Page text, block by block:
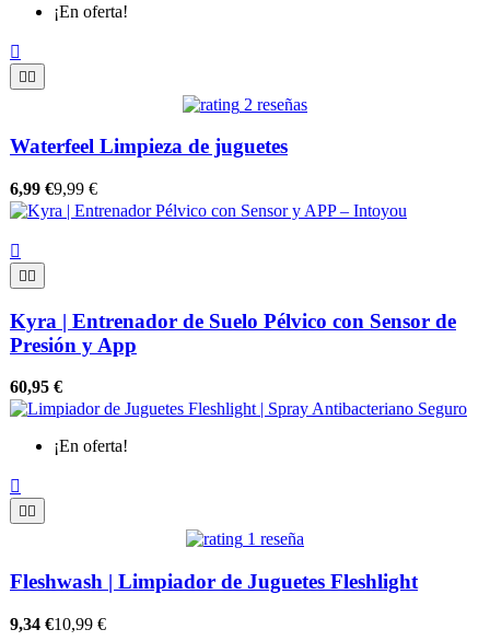
¡En oferta!


2 reseñas
Waterfeel Limpieza de juguetes
6,99 €9,99 €

 
Kyra | Entrenador de Suelo Pélvico con Sensor de
Presión y App
60,95 €
¡En oferta!

 
1 reseña
Fleshwash | Limpiador de Juguetes Fleshlight
9,34 €10,99 €